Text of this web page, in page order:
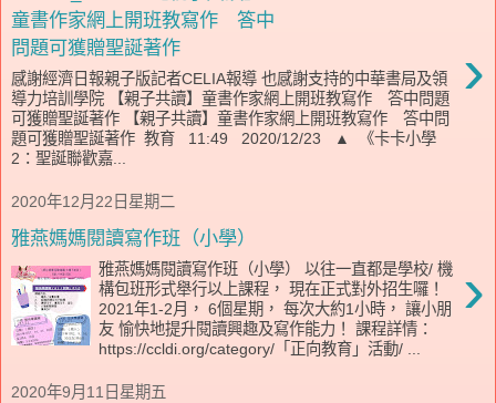
童書作家網上開班教寫作 答中
問題可獲贈聖誕著作
›
感謝經濟日報親子版記者CELIA報導 也感謝支持的中華書局及領
導力培訓學院 【親子共讀】童書作家網上開班教寫作 答中問題
可獲贈聖誕著作 【親子共讀】童書作家網上開班教寫作 答中問
題可獲贈聖誕著作 教育 11:49 2020/12/23 ▲ 《卡卡小學
2：聖誕聯歡嘉...
2020年12月22日星期二
雅燕媽媽閱讀寫作班（小學）
›
雅燕媽媽閱讀寫作班（小學） 以往一直都是學校/ 機
構包班形式舉行以上課程， 現在正式對外招生囉！
2021年1-2月， 6個星期， 每次大約1小時， 讓小朋
友 愉快地提升閱讀興趣及寫作能力！ 課程詳情：
https://ccldi.org/category/「正向教育」活動/ ...
2020年9月11日星期五